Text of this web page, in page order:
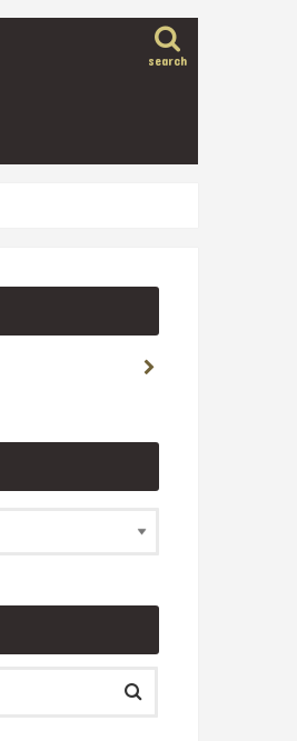
search